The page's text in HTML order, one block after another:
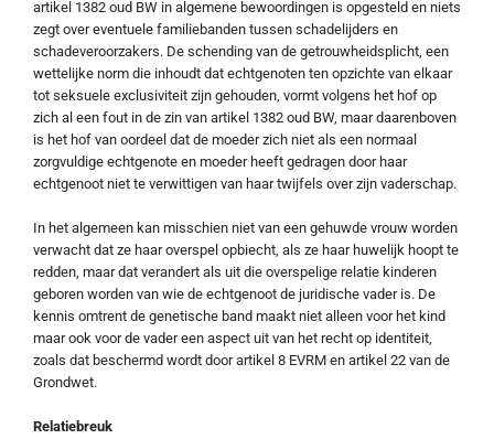
artikel 1382 oud BW in algemene bewoordingen is opgesteld en niets
zegt over eventuele familiebanden tussen schadelijders en
schadeveroorzakers. De schending van de getrouwheidsplicht, een
wettelijke norm die inhoudt dat echtgenoten ten opzichte van elkaar
tot seksuele exclusiviteit zijn gehouden, vormt volgens het hof op
zich al een fout in de zin van artikel 1382 oud BW, maar daarenboven
is het hof van oordeel dat de moeder zich niet als een normaal
zorgvuldige echtgenote en moeder heeft gedragen door haar
echtgenoot niet te verwittigen van haar twijfels over zijn vaderschap.
In het algemeen kan misschien niet van een gehuwde vrouw worden
verwacht dat ze haar overspel opbiecht, als ze haar huwelijk hoopt te
redden, maar dat verandert als uit die overspelige relatie kinderen
geboren worden van wie de echtgenoot de juridische vader is. De
kennis omtrent de genetische band maakt niet alleen voor het kind
maar ook voor de vader een aspect uit van het recht op identiteit,
zoals dat beschermd wordt door artikel 8 EVRM en artikel 22 van de
Grondwet.
Relatiebreuk